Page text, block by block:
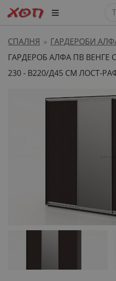
СПАЛНЯ » ГАРДЕРОБИ
ГАРДЕРОБ АЛФА ПВ
230 - В220/Д45 СМ ЛОСТ-